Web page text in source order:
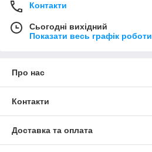
Контакти
Сьогодні вихідний
Показати весь графік роботи
Про нас
Контакти
Доставка та оплата